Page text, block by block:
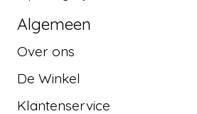
Algemeen
Over ons
De Winkel
Klantenservice